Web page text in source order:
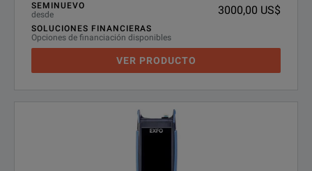
SEMINUEVO
desde
3000,00 US$
SOLUCIONES FINANCIERAS
Opciones de financiación disponibles
VER PRODUCTO